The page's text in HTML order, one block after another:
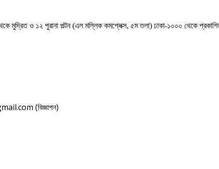
মুদ্রিত ও ১২ পুরানা পল্টন (এল মল্লিক কমপ্লেক্স, ৫ম তলা) ঢাকা-১০০০ থেকে
(বিজ্ঞাপন)